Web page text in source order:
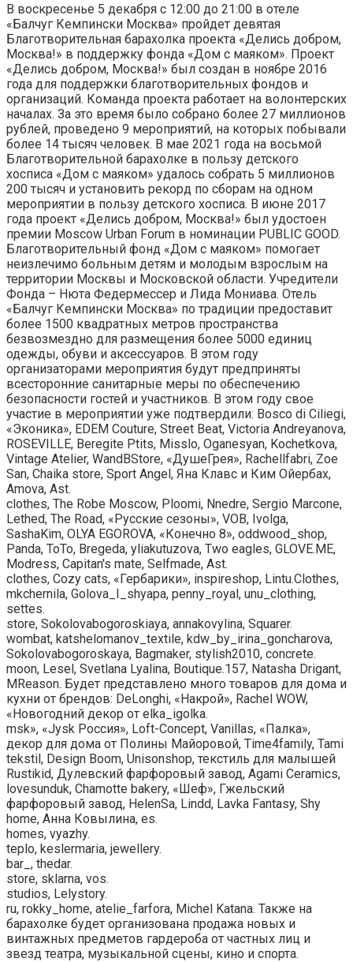
В воскресенье 5 декабря с 12:00 до 21:00 в отеле
«Балчуг Кемпински Москва» пройдет девятая
Благотворительная барахолка проекта «Делись добром,
Москва!» в поддержку фонда «Дом с маяком». Проект
«Делись добром, Москва!» был создан в ноябре 2016
года для поддержки благотворительных фондов и
организаций. Команда проекта работает на волонтерских
началах. За это время было собрано более 27 миллионов
рублей, проведено 9 мероприятий, на которых побывали
более 14 тысяч человек. В мае 2021 года на восьмой
Благотворительной барахолке в пользу детского
хосписа «Дом с маяком» удалось собрать 5 миллионов
200 тысяч и установить рекорд по сборам на одном
мероприятии в пользу детского хосписа. В июне 2017
года проект «Делись добром, Москва!» был удостоен
премии Moscow Urban Forum в номинации PUBLIC GOOD.
Благотворительный фонд «Дом с маяком» помогает
неизлечимо больным детям и молодым взрослым на
территории Москвы и Московской области. Учредители
Фонда – Нюта Федермессер и Лида Мониава. Отель
«Балчуг Кемпински Москва» по традиции предоставит
более 1500 квадратных метров пространства
безвозмездно для размещения более 5000 единиц
одежды, обуви и аксессуаров. В этом году
организаторами мероприятия будут предприняты
всесторонние санитарные меры по обеспечению
безопасности гостей и участников. В этом году свое
участие в мероприятии уже подтвердили: Bosco di Ciliegi,
«Эконика», EDEM Couture, Street Beat, Victoria Andreyanova,
ROSEVILLE, Beregite Ptits, Misslo, Oganesyan, Kochetkova,
Vintage Atelier, WandBStore, «ДушеГрея», Rachellfabri, Zoe
San, Chaika store, Sport Angel, Яна Клавс и Ким Ойербах,
Amova, Ast.
clothes, The Robe Moscow, Ploomi, Nnedre, Sergio Marcone,
Lethed, The Road, «Русские сезоны», VOB, Ivolga,
SashaKim, OLYA EGOROVA, «Конечно 8», oddwood_shop,
Panda, ТоТо, Bregeda, yliakutuzova, Two eagles, GLOVE.ME,
Modress, Capitan's mate, Selfmade, Ast.
clothes, Cozy cats, «Гербарики», inspireshop, Lintu.Clothes,
mkchernila, Golova_I_shyapa, penny_royal, unu_clothing,
settes.
store, Sokolovabogoroskiaya, annakovylina, Squarer.
wombat, katshelomanov_textile, kdw_by_irina_goncharova,
Sokolovabogoroskaya, Bagmaker, stylish2010, concrete.
moon, Lesel, Svetlana Lyalina, Boutique.157, Natasha Drigant,
MReason. Будет представлено много товаров для дома и
кухни от брендов: DeLonghi, «Накрой», Rachel WOW,
«Новогодний декор от elka_igolka.
msk», «Jysk Россия», Loft-Concept, Vanillas, «Палка»,
декор для дома от Полины Майоровой, Time4family, Tami
tekstil, Design Boom, Unisonshop, текстиль для малышей
Rustikid, Дулевский фарфоровый завод, Agami Ceramics,
lovesunduk, Chamotte bakery, «Шеф», Гжельский
фарфоровый завод, HelenSa, Lindd, Lavka Fantasy, Shy
home, Анна Ковылина, es.
homes, vyazhy.
teplo, keslermaria, jewellery.
bar_, thedar.
store, sklarna, vos.
studios, Lelystory.
ru, rokky_home, atelie_farfora, Michel Katana. Также на
барахолке будет организована продажа новых и
винтажных предметов гардероба от частных лиц и
звезд театра, музыкальной сцены, кино и спорта.